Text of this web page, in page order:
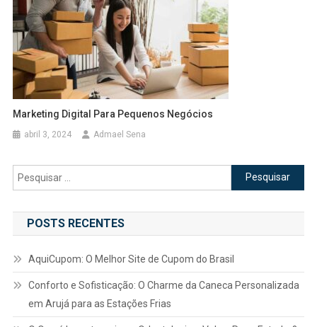
Marketing Digital Para Pequenos Negócios
abril 3, 2024 Admael Sena
Pesquisar
por:
POSTS RECENTES
AquiCupom: O Melhor Site de Cupom do Brasil
Conforto e Sofisticação: O Charme da Caneca Personalizada
em Arujá para as Estações Frias